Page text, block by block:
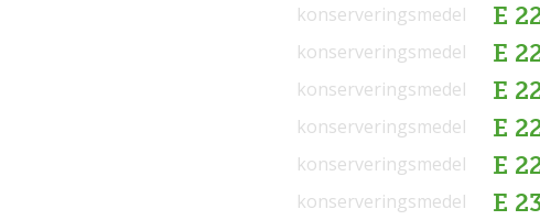
E
konserveringsmedel
E
konserveringsmedel
E
konserveringsmedel
E
konserveringsmedel
E
konserveringsmedel
E
konserveringsmedel